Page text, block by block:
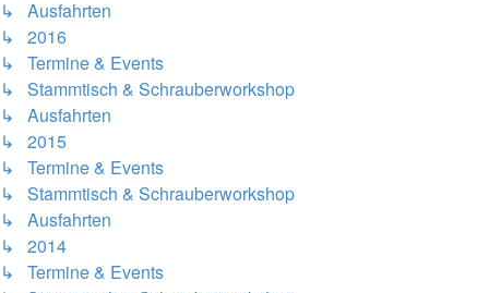
↳ Ausfahrten
↳ 2016
↳ Termine & Events
↳ Stammtisch & Schrauberworkshop
↳ Ausfahrten
↳ 2015
↳ Termine & Events
↳ Stammtisch & Schrauberworkshop
↳ Ausfahrten
↳ 2014
↳ Termine & Events